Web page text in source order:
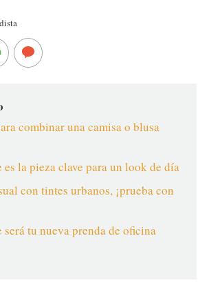
combinar una camisa o blusa
es la pieza clave para un look de día
con tintes urbanos, ¡prueba con
será tu nueva prenda de oficina